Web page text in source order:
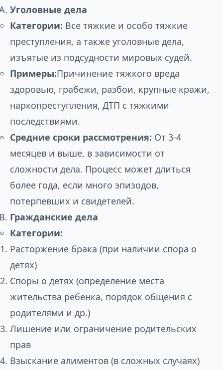
Уголовные дела
Категории: Все тяжкие и особо тяжкие
преступления, а также уголовные дела,
изъятые из подсудности мировых судей.
Примеры:Причинение тяжкого вреда
здоровью, грабежи, разбои, крупные кражи,
наркопреступления, ДТП с тяжкими
последствиями.
Средние сроки рассмотрения: От 3-4
месяцев и выше, в зависимости от
сложности дела. Процесс может длиться
более года, если много эпизодов,
потерпевших и свидетелей.
Гражданские дела
Категории:
Расторжение брака (при наличии спора о
детях)
Споры о детях (определение места
жительства ребенка, порядок общения с
родителями и др.)
Лишение или ограничение родительских
прав
Взыскание алиментов (в сложных случаях)